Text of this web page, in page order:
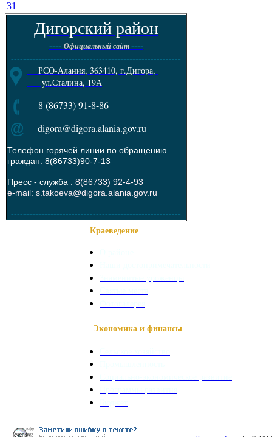
31
Дигорский район
---- Официальный сайт----
--------------------------------------------------------
РСО-Алания, 363410, г.Дигора,
ул.Сталина, 19А
8 (86733) 91-8-86
digora@digora.alania.gov.ru
Телефон горячей линии по обращению
граждан: 8(86733)90-7-13
Пресс - служба : 8(86733) 92-4-93
e-mail: s.takoeva@digora.alania.gov.ru
--------------------------------------------------------
Краеведение
Экономика и финансы